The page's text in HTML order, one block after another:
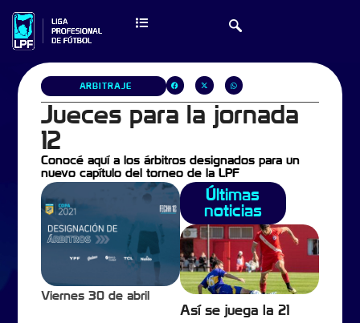
ARBITRAJE
Jueces para la jornada
12
Conocé aquí a los árbitros designados para un
nuevo capítulo del torneo de la LPF
Viernes 30 de abril
Últimas
noticias
Así se juega la 21